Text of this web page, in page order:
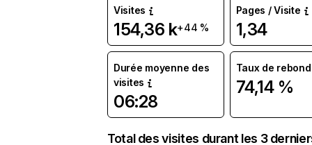
Visites
154,36 k+44 %
Pages / Visite
1,34
Durée moyenne des
visites
06:28
Taux de rebond
74,14 %
Total des visites durant les 3